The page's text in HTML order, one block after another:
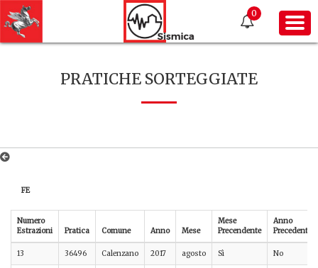
0
PRATICHE SORTEGGIATE
FE
Numero
Estrazioni
Pratica Comune Anno Mese
Mese
Precendente
Anno
Precedente
13 36496 Calenzano 2017 agosto Sì No